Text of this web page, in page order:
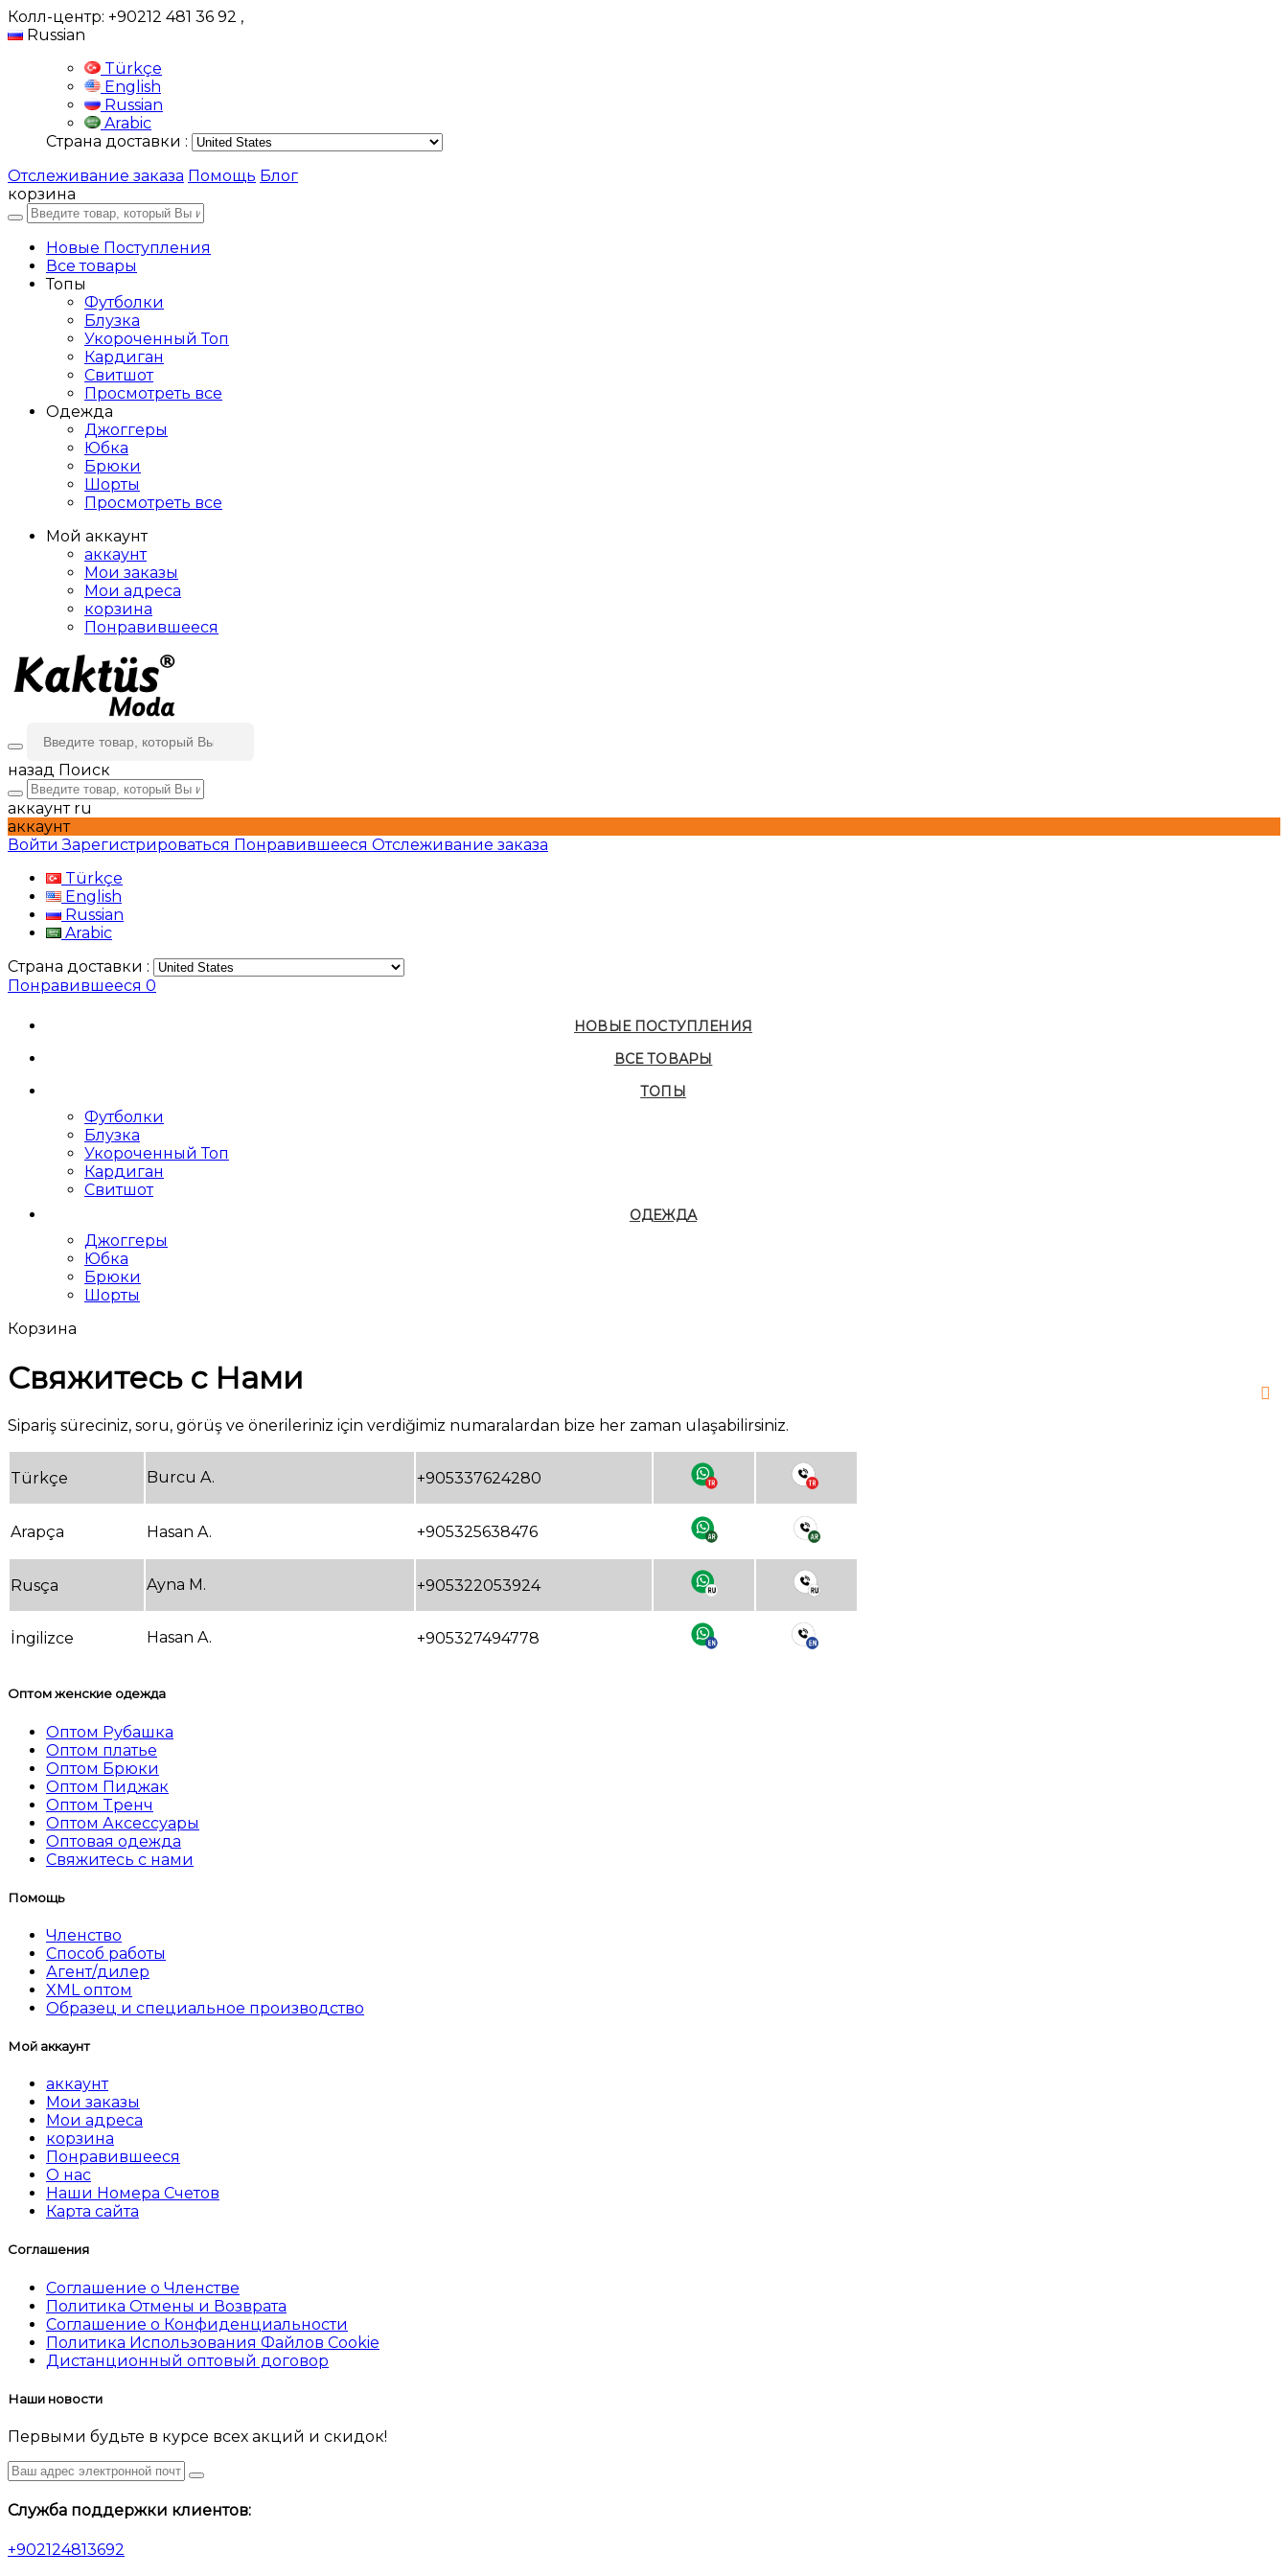
Колл-центр: +90212 481 36 92 ,
Russian
Türkçe
English
Russian
Arabic
Страна доставки :
Отслеживание заказа Помощь Блог
корзина
Новые Поступления
Все товары
Топы
Футболки
Блузка
Укороченный Топ
Кардиган
Свитшот
Просмотреть все
Одежда
Джоггеры
Юбка
Брюки
Шорты
Просмотреть все
Мой аккаунт
аккаунт
Мои заказы
Мои адреса
корзина
Понравившееся
назад Поиск
аккаунт ru
аккаунт
ВойтиЗарегистрироваться Понравившееся Отслеживание заказа
Türkçe
English
Russian
Arabic
Страна доставки :
Понравившееся 0
НОВЫЕ ПОСТУПЛЕНИЯ
ВСЕ ТОВАРЫ
ТОПЫ
Футболки
Блузка
Укороченный Топ
Кардиган
Свитшот
ОДЕЖДА
Джоггеры
Юбка
Брюки
Шорты
Корзина
Свяжитесь с Нами
Sipariş süreciniz, soru, görüş ve önerileriniz için verdiğimiz numaralardan bize her zaman ulaşabilirsiniz.
Türkçe Burcu A. +905337624280
Arapça Hasan A. +905325638476
Rusça Ayna M. +905322053924
İngilizce Hasan A. +905327494778
Оптом женские одежда
Оптом Рубашка
Оптом платье
Оптом Брюки
Оптом Пиджак
Оптом Tренч
Оптом Аксессуары
Оптовая одежда
Свяжитесь с нами
Помощь
Членство
Способ работы
Агент/дилер
XML оптом
Образец и специальное производство
Мой аккаунт
аккаунт
Мои заказы
Мои адреса
корзина
Понравившееся
О нас
Наши Номера Счетов
Карта сайта
Соглашения
Соглашение о Членстве
Политика Отмены и Возврата
Соглашение о Конфиденциальности
Политика Использования Файлов Cookie
Дистанционный оптовый договор
Наши новости
Первыми будьте в курсе всех акций и скидок!
Служба поддержки клиентов:
+902124813692